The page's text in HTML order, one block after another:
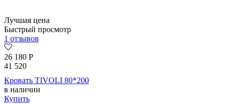
Лучшая цена
Быстрый просмотр
1 отзывов
26 180 Р
41 520
Кровать TIVOLI 80*200
в наличии
Купить